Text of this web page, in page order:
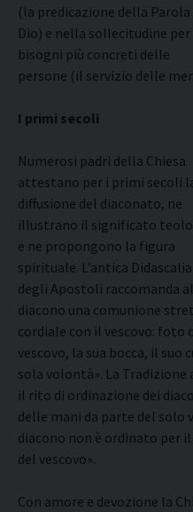
(la predicazione della Parola
Dio) e nella sollecitudine per
bisogni più concreti delle
persone (il servizio delle
I primi secoli
Numerosi padri della Chiesa
attestano per i primi secoli
diffusione del diaconato, ne
illustrano il significato
e ne propongono la figura
spirituale. L’antica Didascalia
degli Apostoli raccomanda al
diacono una comunione
cordiale con il vescovo: foto
vescovo, la sua bocca, il suo
sola volontà». La
il rito di ordinazione dei
delle mani da parte del solo
diacono non è ordinato per
del vescovo».
Con amore e devozione la